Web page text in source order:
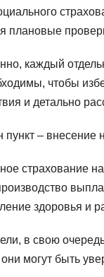
плановые
каждый
чтобы
и детально
пункт – внесение
страхование
здоровья и
в свою
могут быть